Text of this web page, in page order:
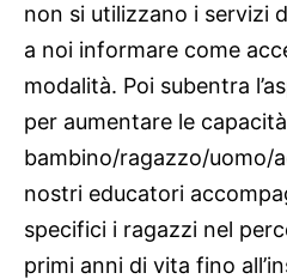
non si utilizzano i servizi
a noi informare come
modalità. Poi subentra
per aumentare le
bambino/ragazzo/uomo/
nostri educatori
specifici i ragazzi nel
primi anni di vita fino